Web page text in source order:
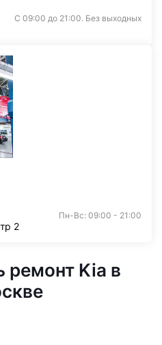
С 09:00 до 21:00. Без выходных
Пн-Вс: 09:00 - 21:00
2
ремонт Kia в